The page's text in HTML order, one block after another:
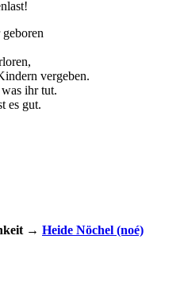
vergeben.
ihr tut.
es gut.
→ Heide Nöchel (noé)